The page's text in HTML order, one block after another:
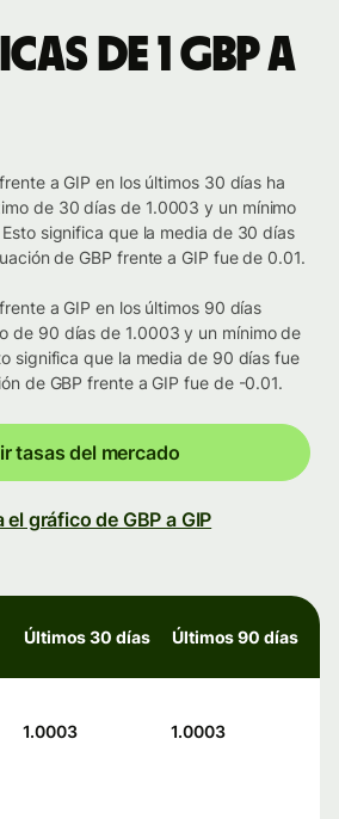
de 1 GBP a
a GIP en los últimos 30 días ha
de 30 días de 1.0003 y un mínimo
significa que la media de 30 días
de GBP frente a GIP fue de 0.01.
a GIP en los últimos 90 días
de 90 días de 1.0003 y un mínimo de
significa que la media de 90 días fue
de GBP frente a GIP fue de -0.01.
tasas del mercado
gráfico de GBP a GIP
Últimos 30 días Últimos 90 días
1.0003 1.0003